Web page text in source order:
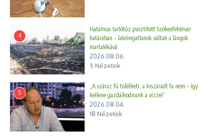
4
Hatalmas tarlótűz pusztított Székesfehérvár
határában – lakóingatlanok váltak a lángok
martalékává
2026.08.06.
5 Nézetek
5
„A száraz fű túlélheti, a kiszáradt fa nem – így
kellene gazdálkodnunk a vízzel”
2026.08.04.
18 Nézetek